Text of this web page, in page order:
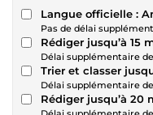
Langue officielle :
Pas de délai
Rédiger jusqu’à 15
Délai supplémentaire
Trier et classer
Délai supplémentaire
Rédiger jusqu’à 20